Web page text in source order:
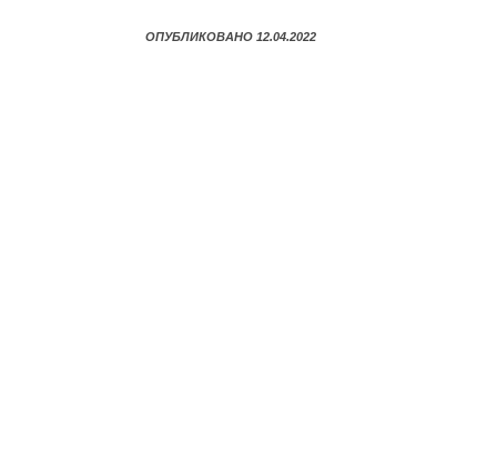
ОПУБЛИКОВАНО 12.04.2022